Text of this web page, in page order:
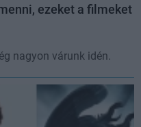
ezeket a filmeket
nagyon várunk idén.